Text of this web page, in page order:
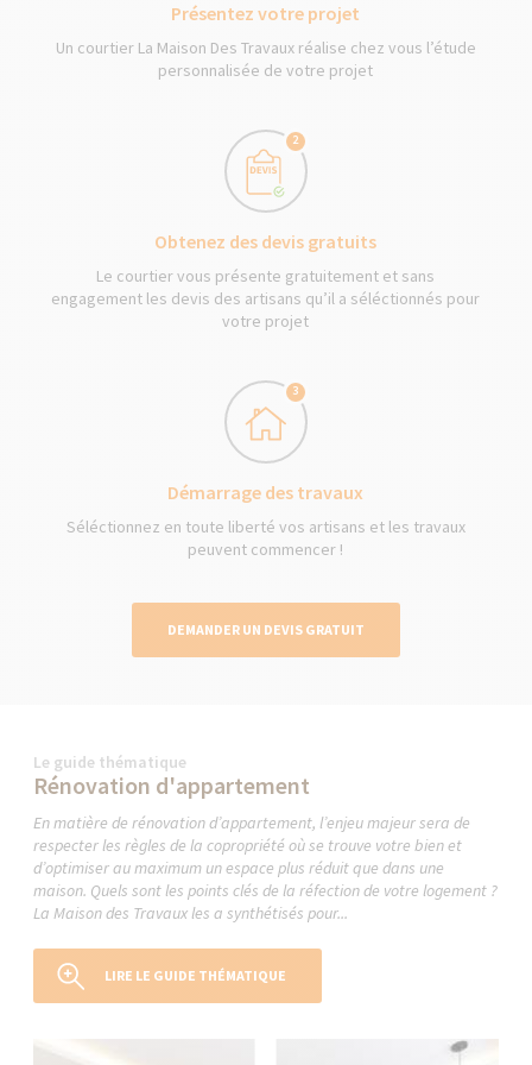
Présentez votre projet
Un courtier La Maison Des Travaux réalise chez vous l’étude
personnalisée de votre projet
2
Obtenez des devis gratuits
Le courtier vous présente gratuitement et sans
engagement les devis des artisans qu’il a séléctionnés pour
votre projet
3
Démarrage des travaux
Séléctionnez en toute liberté vos artisans et les travaux
peuvent commencer !
DEMANDER UN DEVIS GRATUIT
Le guide thématique
Rénovation d'appartement
En matière de rénovation d’appartement, l’enjeu majeur sera de
respecter les règles de la copropriété où se trouve votre bien et
d’optimiser au maximum un espace plus réduit que dans une
maison. Quels sont les points clés de la réfection de votre logement ?
La Maison des Travaux les a synthétisés pour...
LIRE LE GUIDE THÉMATIQUE